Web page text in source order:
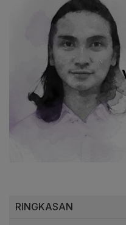
RINGKASAN